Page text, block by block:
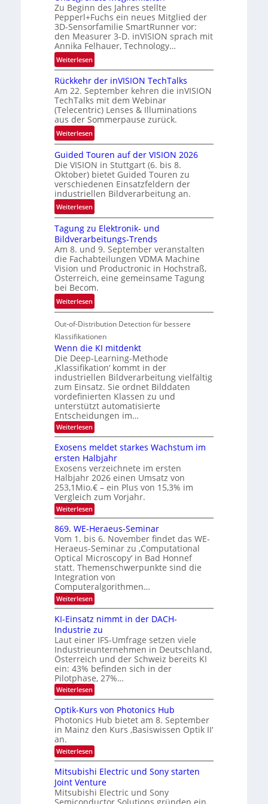
s
-
B
-
R
u
n
d
e
o
n
a
l
N
e
w
s
‘
Zu Beginn des Jahres stellte
Pepperl+Fuchs ein neues Mitglied der
3D-Sensorfamilie SmartRunner vor:
den Measurer 3-D. inVISION sprach mit
Annika Felhauer, Technology…
Weiterlesen:
U
n
b
e
g
r
e
z
t
e
M
ö
g
l
i
c
h
k
e
i
t
e
Rückkehr der inVISION TechTalks
Am 22. September kehren die inVISION
TechTalks mit dem Webinar
(Telecentric) Lenses & Illuminations
aus der Sommerpause zurück.
Weiterlesen:
R
ü
c
k
k
e
h
d
e
r
i
n
V
I
S
I
O
N
T
e
c
h
T
a
l
k
s
Guided Touren auf der VISION 2026
Die VISION in Stuttgart (6. bis 8.
Oktober) bietet Guided Touren zu
verschiedenen Einsatzfeldern der
industriellen Bildverarbeitung an.
Weiterlesen:
G
u
i
d
e
d
T
o
u
r
a
u
f
d
e
r
V
I
S
I
O
N
2
0
2
6
Tagung zu Elektronik- und
Bildverarbeitungs-Trends
Am 8. und 9. September veranstalten
die Fachabteilungen VDMA Machine
Vision und Productronic in Hochstraß,
Österreich, eine gemeinsame Tagung
bei Becom.
Weiterlesen:
T
a
g
u
n
g
z
u
E
l
e
k
t
r
o
n
i
k
-
u
n
d
B
i
l
d
v
e
r
a
r
b
e
i
t
u
n
g
s
-
T
e
n
Out-of-Distribution Detection für bessere
Klassifikationen
Wenn die KI mitdenkt
Die Deep-Learning-Methode
‚Klassifikation‘ kommt in der
industriellen Bildverarbeitung vielfältig
zum Einsatz. Sie ordnet Bilddaten
vordefinierten Klassen zu und
unterstützt automatisierte
Entscheidungen im…
Weiterlesen:
W
n
n
d
i
e
K
I
m
i
t
d
e
n
k
t
Exosens meldet starkes Wachstum im
ersten Halbjahr
Exosens verzeichnete im ersten
Halbjahr 2026 einen Umsatz von
253,1Mio.€ – ein Plus von 15,3% im
Vergleich zum Vorjahr.
Weiterlesen:
E
x
o
s
e
n
s
m
e
l
d
e
t
s
t
a
r
k
e
s
W
a
c
h
s
t
u
i
m
e
r
s
t
e
869. WE-Heraeus-Seminar
Vom 1. bis 6. November findet das WE-
Heraeus-Seminar zu ‚Computational
Optical Microscopy‘ in Bad Honnef
statt. Themenschwerpunkte sind die
Integration von
Computeralgorithmen…
Weiterlesen:
8
9
.
W
E
-
H
e
r
a
e
u
s
-
S
m
i
a
r
KI-Einsatz nimmt in der DACH-
Industrie zu
Laut einer IFS-Umfrage setzen viele
Industrieunternehmen in Deutschland,
Österreich und der Schweiz bereits KI
ein: 43% befinden sich in der
Pilotphase, 27%…
Weiterlesen:
K
-
E
i
s
a
t
z
n
i
m
Optik-Kurs von Photonics Hub
Photonics Hub bietet am 8. September
in Mainz den Kurs ‚Basiswissen Optik II‘
an.
Weiterlesen:
O
p
t
i
k
-
Mitsubishi Electric und Sony starten
Joint Venture
Mitsubishi Electric und Sony
Semiconductor Solutions gründen ein